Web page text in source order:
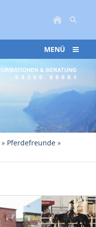
MENÜ
» Pferdefreunde »